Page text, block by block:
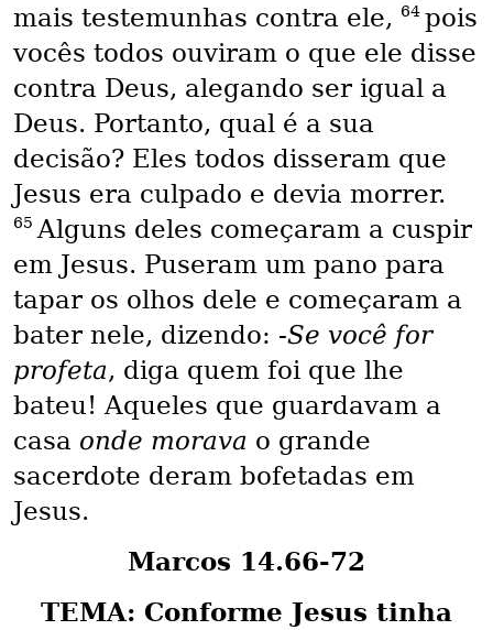
mais testemunhas contra ele,
64 pois
vocês todos ouviram o que ele disse
contra Deus, alegando ser igual a
Deus. Portanto, qual é a sua
decisão? Eles todos disseram que
Jesus era culpado e devia morrer.
65 Alguns deles começaram a cuspir
em Jesus. Puseram um pano para
tapar os olhos dele e começaram a
bater nele, dizendo: -Se você for
profeta, diga quem foi que lhe
bateu! Aqueles que guardavam a
casa onde morava o grande
sacerdote deram bofetadas em
Jesus.
Marcos 14.66-72
TEMA: Conforme Jesus tinha